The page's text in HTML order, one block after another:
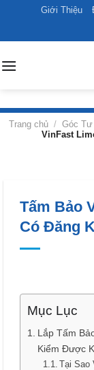
content
Giới Thiệu
Trang chủ / Góc Tư
VinFast
Tấm Bảo
Có Đăng
Mục Lục
Lắp Tấm
Kiểm Được
Tại Sao